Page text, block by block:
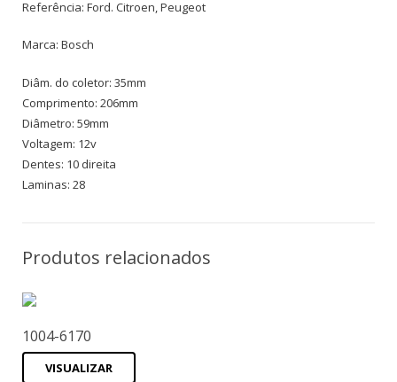
Referência: Ford. Citroen, Peugeot
Marca: Bosch
Diâm. do coletor: 35mm
Comprimento: 206mm
Diâmetro: 59mm
Voltagem: 12v
Dentes: 10 direita
Laminas: 28
Produtos relacionados
1004-6170
VISUALIZAR